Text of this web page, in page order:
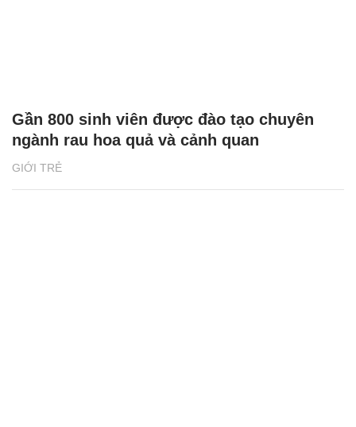
GIỚI TRẺ
Gần 800 sinh viên được đào tạo chuyên
ngành rau hoa quả và cảnh quan